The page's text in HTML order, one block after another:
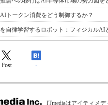
トークン消費をどう制御するか？
自律学習するロボット：フィジカル
Post -
ITmediaはアイティメ